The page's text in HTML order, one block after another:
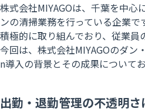
株式会社MIYAGOは、千葉を中心
ンの清掃業務を行っている企業
積極的に取り組んでおり、従業員
今回は、株式会社MIYAGOのダン
n導入の背景とその成果について
出勤・退勤管理の不透明